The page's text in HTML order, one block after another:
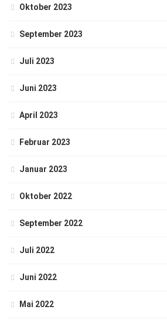
Oktober 2023
September 2023
Juli 2023
Juni 2023
April 2023
Februar 2023
Januar 2023
Oktober 2022
September 2022
Juli 2022
Juni 2022
Mai 2022